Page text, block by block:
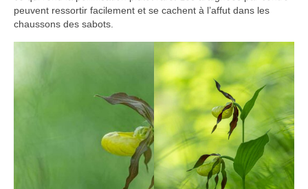
peuvent ressortir facilement et se cachent à l’affut dans les
chaussons des sabots.